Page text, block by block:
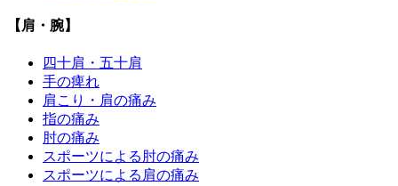
【肩・腕】
四十肩・五十肩
手の痺れ
肩こり・肩の痛み
指の痛み
肘の痛み
スポーツによる肘の痛み
スポーツによる肩の痛み